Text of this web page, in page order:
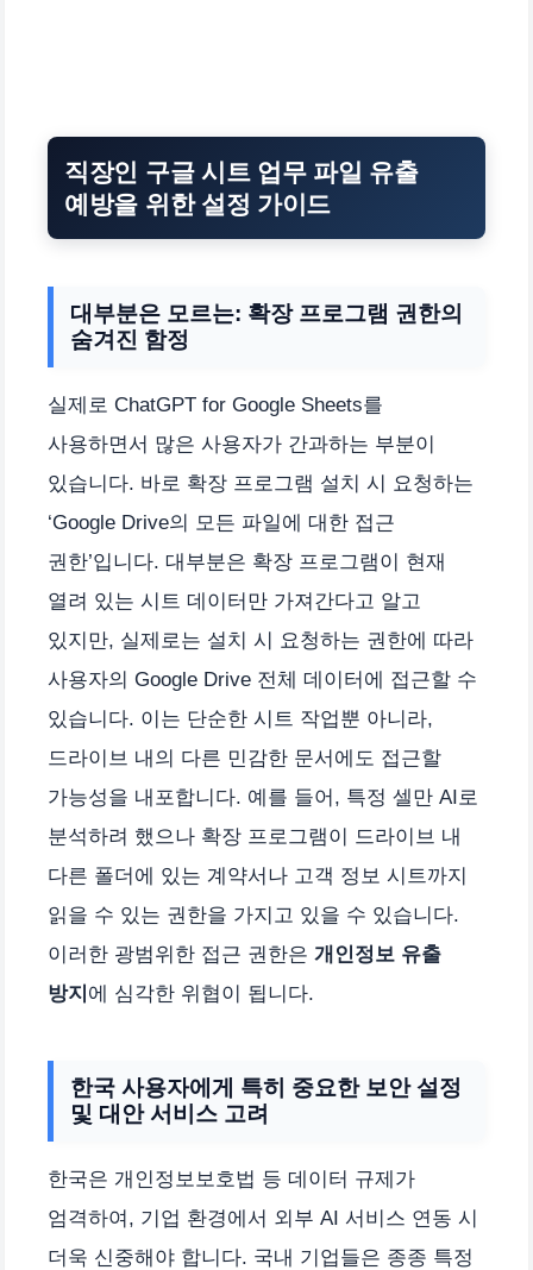
직장인 구글 시트 업무 파일 유출
예방을 위한 설정 가이드
대부분은 모르는: 확장 프로그램 권한의
숨겨진 함정
실제로 ChatGPT for Google Sheets를
사용하면서 많은 사용자가 간과하는 부분이
있습니다. 바로 확장 프로그램 설치 시 요청하는
‘Google Drive의 모든 파일에 대한 접근
권한’입니다. 대부분은 확장 프로그램이 현재
열려 있는 시트 데이터만 가져간다고 알고
있지만, 실제로는 설치 시 요청하는 권한에 따라
사용자의 Google Drive 전체 데이터에 접근할 수
있습니다. 이는 단순한 시트 작업뿐 아니라,
드라이브 내의 다른 민감한 문서에도 접근할
가능성을 내포합니다. 예를 들어, 특정 셀만 AI로
분석하려 했으나 확장 프로그램이 드라이브 내
다른 폴더에 있는 계약서나 고객 정보 시트까지
읽을 수 있는 권한을 가지고 있을 수 있습니다.
이러한 광범위한 접근 권한은 개인정보 유출
방지 에 심각한 위협이 됩니다.
한국 사용자에게 특히 중요한 보안 설정
및 대안 서비스 고려
한국은 개인정보보호법 등 데이터 규제가
엄격하여, 기업 환경에서 외부 AI 서비스 연동 시
더욱 신중해야 합니다. 국내 기업들은 종종 특정